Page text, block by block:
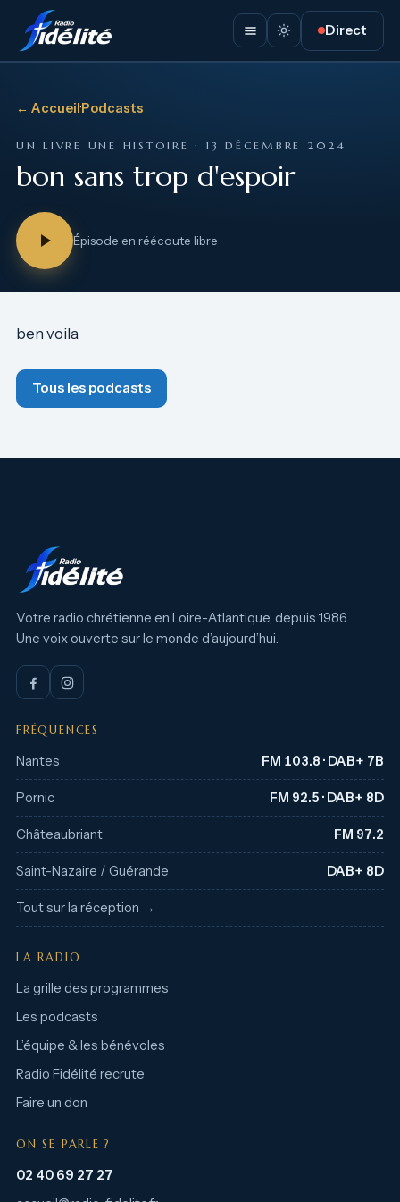
Direct
← Accueil·Podcasts
UN LIVRE UNE HISTOIRE · 13 DÉCEMBRE 2024
bon sans trop d'espoir
Épisode en réécoute libre
ben voila
Tous les podcasts
Votre radio chrétienne en Loire-Atlantique, depuis 1986.
Une voix ouverte sur le monde d’aujourd’hui.
FRÉQUENCES
Nantes FM 103.8 · DAB+ 7B
Pornic FM 92.5 · DAB+ 8D
Châteaubriant FM 97.2
Saint-Nazaire / Guérande DAB+ 8D
Tout sur la réception →
LA RADIO
La grille des programmes
Les podcasts
L’équipe & les bénévoles
Radio Fidélité recrute
Faire un don
ON SE PARLE ?
02 40 69 27 27